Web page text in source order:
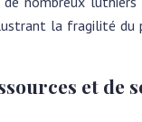
la fragilité du
et de